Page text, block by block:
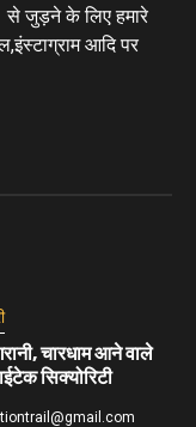
से जुड़ने के लिए हमारे
आदि पर
चारधाम आने वाले
सिक्योरिटी